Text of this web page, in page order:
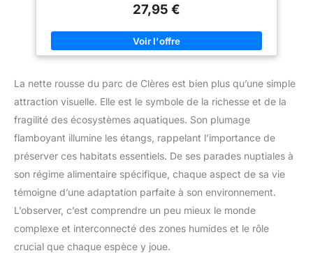
27,95 €
La nette rousse du parc de Clères est bien plus qu’une simple
attraction visuelle. Elle est le symbole de la richesse et de la
fragilité des écosystèmes aquatiques. Son plumage
flamboyant illumine les étangs, rappelant l’importance de
préserver ces habitats essentiels. De ses parades nuptiales à
son régime alimentaire spécifique, chaque aspect de sa vie
témoigne d’une adaptation parfaite à son environnement.
L’observer, c’est comprendre un peu mieux le monde
complexe et interconnecté des zones humides et le rôle
crucial que chaque espèce y joue.